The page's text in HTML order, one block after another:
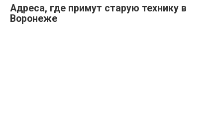
Адреса, где примут старую технику в
Воронеже